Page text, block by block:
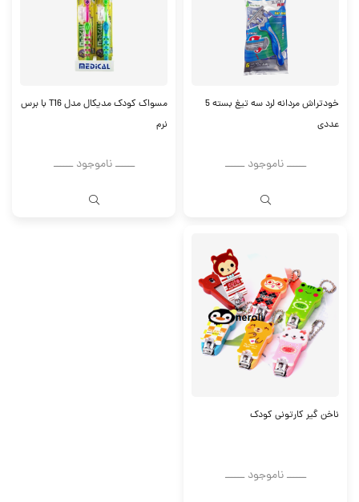
خودتراش مردانه لرد سه تیغ بسته 5
عددی
ــــــ ناموجود ــــــ
مسواک کودک مدیکال مدل T16 با برس
نرم
ــــــ ناموجود ــــــ
ناخن گیر کارتونی کودک
ــــــ ناموجود ــــــ